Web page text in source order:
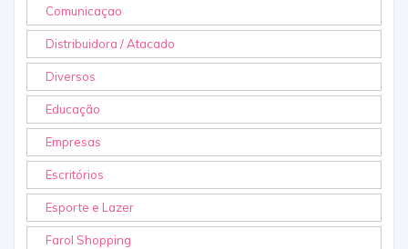
Comunicaçao
Distribuidora / Atacado
Diversos
Educação
Empresas
Escritórios
Esporte e Lazer
Farol Shopping